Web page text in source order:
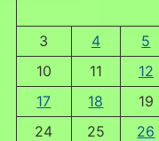
3
4 5
10
11 12
17
18 19
24
25 26